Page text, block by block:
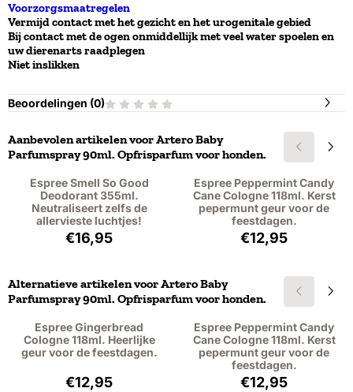
Voorzorgsmaatregelen
Vermijd contact met het gezicht en het urogenitale gebied
Bij contact met de ogen onmiddellijk met veel water spoelen en
uw dierenarts raadplegen
Niet inslikken
Beoordelingen (0)
Aanbevolen artikelen voorArtero Baby
Parfumspray 90ml. Opfrisparfum voor honden.
Espree Smell So Good
Deodorant 355ml.
Neutraliseert zelfs de
allervieste luchtjes!
Prijs: 16,95, exclusief btw: 14,01
€16,95
Espree Peppermint Candy
Cane Cologne 118ml. Kerst
pepermunt geur voor de
feestdagen.
Prijs: 12,95,
€12,95
Alternatieve artikelen voorArtero Baby
Parfumspray 90ml. Opfrisparfum voor honden.
Espree Gingerbread
Cologne 118ml. Heerlijke
geur voor de feestdagen.
Prijs: 12,95, exclusief btw: 10,70
€12,95
Espree Peppermint Candy
Cane Cologne 118ml. Kerst
pepermunt geur voor de
feestdagen.
Prijs: 12,95,
€12,95